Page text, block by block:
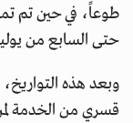
طوعاً، في حين تم
حتى السابع من
وبعد هذه
قسري من الخدمة